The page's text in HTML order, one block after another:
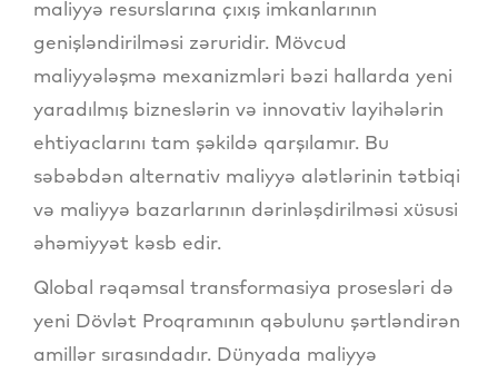
maliyyə resurslarına çıxış imkanlarının
genişləndirilməsi zəruridir. Mövcud
maliyyələşmə mexanizmləri bəzi hallarda yeni
yaradılmış bizneslərin və innovativ layihələrin
ehtiyaclarını tam şəkildə qarşılamır. Bu
səbəbdən alternativ maliyyə alətlərinin tətbiqi
və maliyyə bazarlarının dərinləşdirilməsi xüsusi
əhəmiyyət kəsb edir.
Qlobal rəqəmsal transformasiya prosesləri də
yeni Dövlət Proqramının qəbulunu şərtləndirən
amillər sırasındadır. Dünyada maliyyə